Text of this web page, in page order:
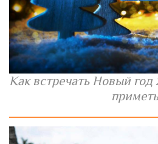
Как встречать Новый год